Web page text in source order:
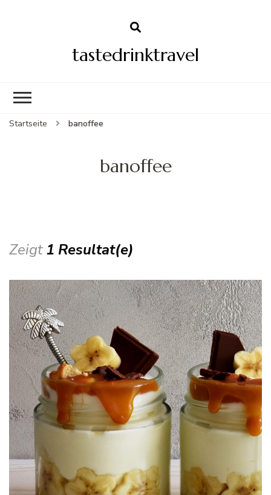
tastedrinktravel
Startseite banoffee
banoffee
Zeigt1 Resultat(e)